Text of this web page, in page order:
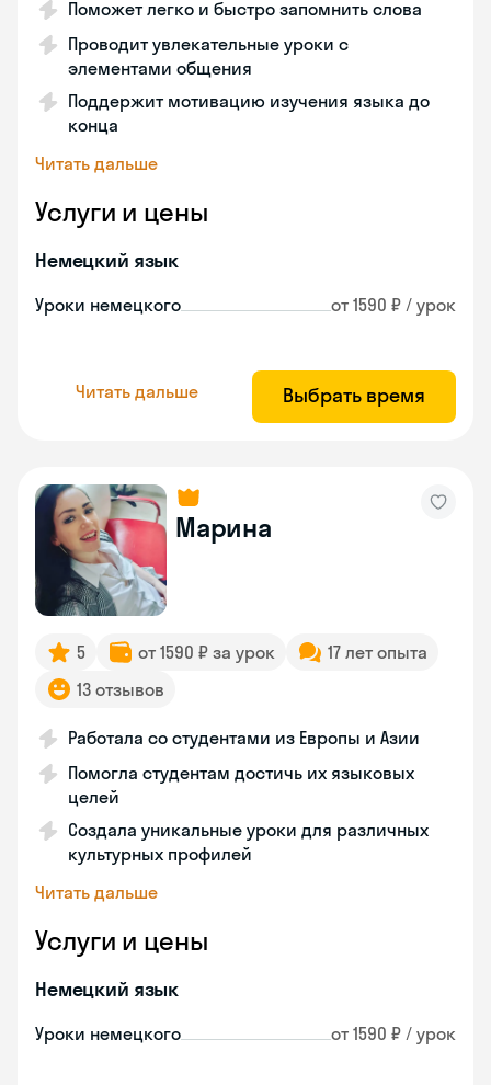
Поможет легко и быстро запомнить слова
Проводит увлекательные уроки с
элементами общения
Поддержит мотивацию изучения языка до
конца
Читать дальше
Услуги и цены
Немецкий язык
Уроки немецкого от 1590 ₽ / урок
Читать дальше Выбрать время
Марина
5 от 1590 ₽ за урок
17 лет опыта
13 отзывов
Работала со студентами из Европы и Азии
Помогла студентам достичь их языковых
целей
Создала уникальные уроки для различных
культурных профилей
Читать дальше
Услуги и цены
Немецкий язык
Уроки немецкого от 1590 ₽ / урок